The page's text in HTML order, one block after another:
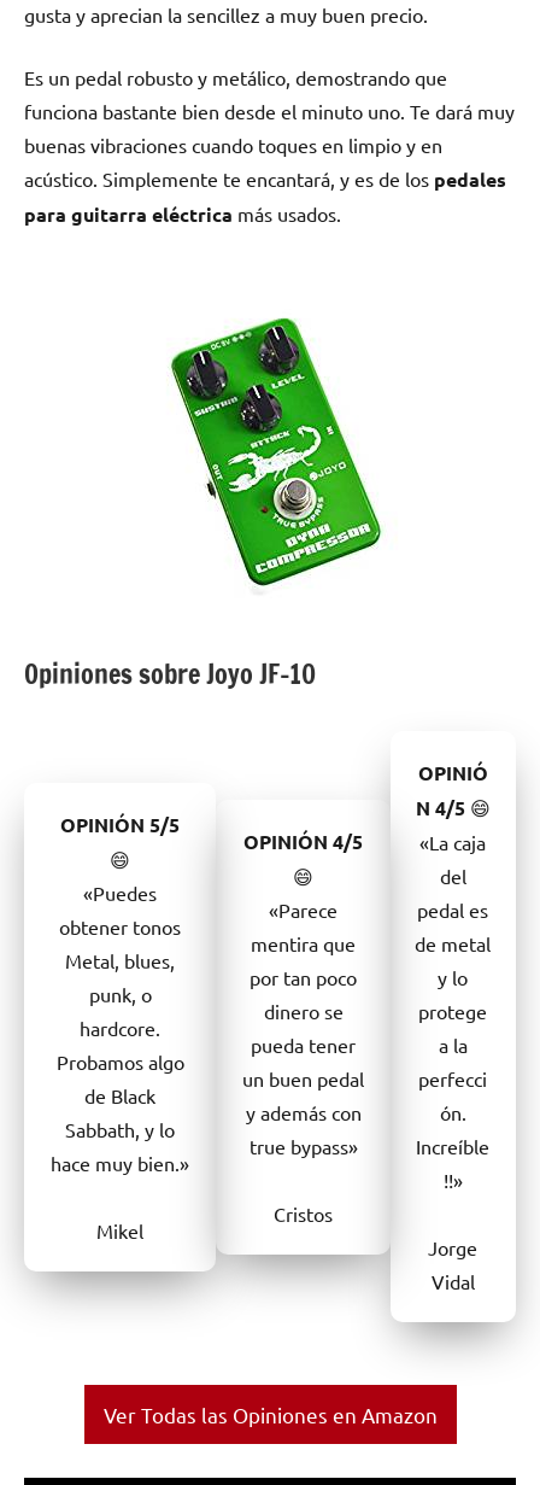
gusta y aprecian la sencillez a muy buen precio.
Es un pedal robusto y metálico, demostrando que
funciona bastante bien desde el minuto uno. Te dará muy
buenas vibraciones cuando toques en limpio y en
acústico. Simplemente te encantará, y es de los pedales
para guitarra eléctrica más usados.
Opiniones sobre Joyo JF-10
OPINIÓN 5/5
😄
«Puedes
obtener tonos
Metal, blues,
punk, o
hardcore.
Probamos algo
de Black
Sabbath, y lo
hace muy bien.»
Mikel
OPINIÓN 4/5
😄
«Parece
mentira que
por tan poco
dinero se
pueda tener
un buen pedal
y además con
true bypass»
Cristos
OPINIÓ
N 4/5😄
«La caja
del
pedal es
de metal
y lo
protege
a la
perfecci
ón.
Increíble
!!»
Jorge
Vidal
Ver Todas las Opiniones en Amazon